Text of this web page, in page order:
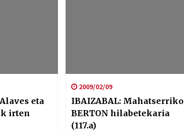
eta
irten
2009/02/09
IBAIZABAL: Mahatserriko
BERTON hilabetekaria
(117.a)